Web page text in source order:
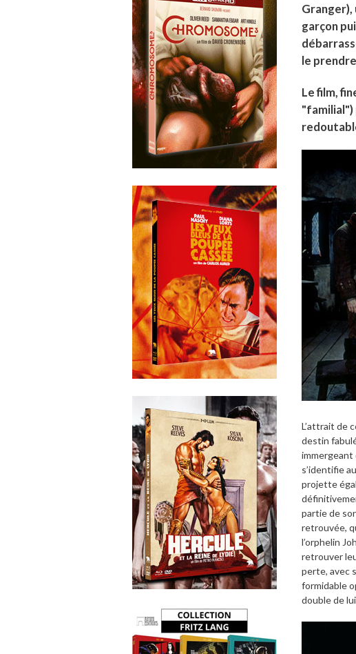
Granger),
garçon
le
Le film,
"familial")
L’attrait de
destin
immergeant
s’identifie
projette
partie de
retrouvée,
l’orphelin
retrouver
perte, avec
formidable
double de